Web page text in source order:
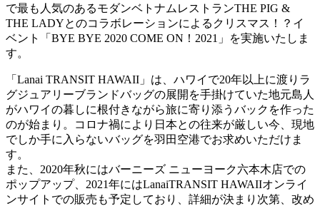
で最も人気のあるモダンベトナムレストランTHE PIG &
THE LADYとのコラボレーションによるクリスマス！？イ
ベント「BYE BYE 2020 COME ON！2021」を実施いたしま
す。
「Lanai TRANSIT HAWAII」は、ハワイで20年以上に渡りラ
グジュアリーブランドバッグの展開を手掛けていた地元島人
がハワイの暮しに根付きながら旅に寄り添うバックを作った
のが始まり。コロナ禍により日本との往来が厳しい今、現地
でしか手に入らないバッグを羽田空港でお求めいただけま
す。
また、2020年秋にはバーニーズ ニューヨーク六本木店での
ポップアップ、2021年にはLanaiTRANSIT HAWAIIオンライ
ンサイトでの販売も予定しており、詳細が決まり次第、改め